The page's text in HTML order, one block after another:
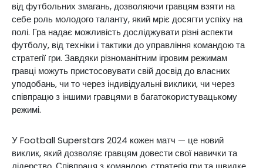
від футбольних змагань, дозволяючи гравцям взяти на
себе роль молодого таланту, який мріє досягти успіху на
полі. Гра надає можливість досліджувати різні аспекти
футболу, від техніки і тактики до управління командою та
стратегії гри. Завдяки різноманітним ігровим режимам
гравці можуть пристосовувати свій досвід до власних
уподобань, чи то через індивідуальні виклики, чи через
співпрацю з іншими гравцями в багатокористувацькому
режимі.
У Football Superstars 2024 кожен матч — це новий
виклик, який дозволяє гравцям довести свої навички та